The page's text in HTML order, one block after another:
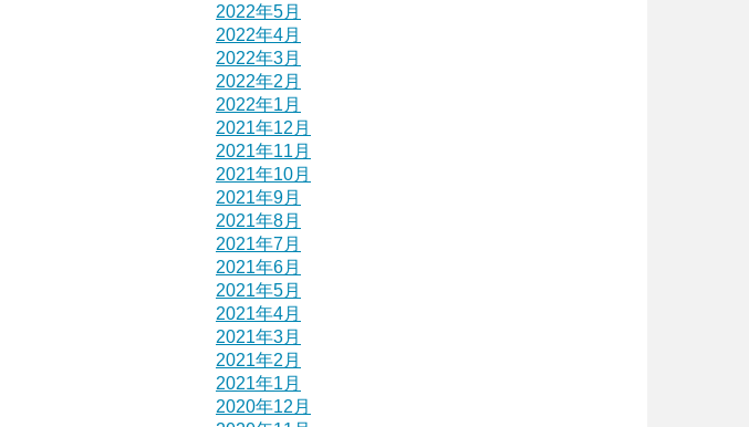
2022年5月
2022年4月
2022年3月
2022年2月
2022年1月
2021年12月
2021年11月
2021年10月
2021年9月
2021年8月
2021年7月
2021年6月
2021年5月
2021年4月
2021年3月
2021年2月
2021年1月
2020年12月